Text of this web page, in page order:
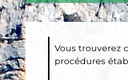
Vous trouverez
procédures